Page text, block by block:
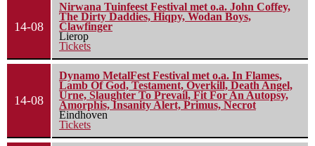
14-08
Nirwana Tuinfeest Festival met o.a. John Coffey,
The Dirty Daddies, Hiqpy, Wodan Boys,
Clawfinger
Lierop
Tickets
14-08
Dynamo MetalFest Festival met o.a. In Flames,
Lamb Of God, Testament, Overkill, Death Angel,
Urne, Slaughter To Prevail, Fit For An Autopsy,
Amorphis, Insanity Alert, Primus, Necrot
Eindhoven
Tickets